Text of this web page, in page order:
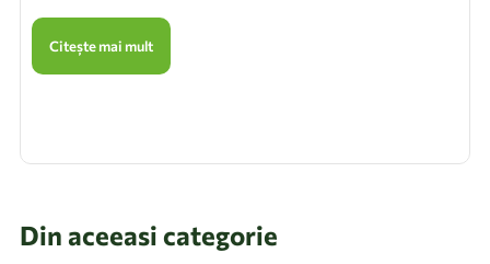
Citește mai mult
Din aceeasi categorie